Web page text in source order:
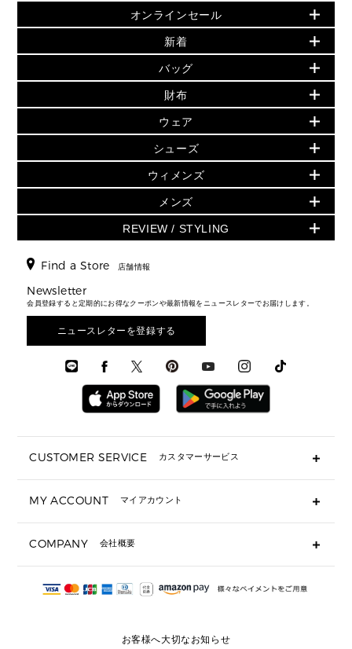
セールおすすめアイテム
▶ ウィメンズ
バッグ
小物
シューズ・靴
ウェア
アクセサリー
時計
▶ メンズ
バッグ
ウェア
アクセサリー
オンラインセール
PRODUCT OF THE MONTH - 今月の特別価格
再値下げアイテム
追加アイテム
▶ ウィメンズすべて(ウェア・シューズ除く)
バッグ
財布・小物
ウェア
シューズ
時計・ジュエリー
アクセサリー
メンズ バッグ
メンズ 財布・小物
メンズ シューズ
メンズ ウェア
メンズ 時計・その他
新着
夏のスタイル
▶ すべて
▶ ウィメンズすべて
財布・小物
アクセサリー
フレグランス
シューズ
▶ メンズすべて
メンズ財布・小物
メンズアクセサリー
メンズウェア
バッグ
人気の定番アイテム
日本限定 - バッグ
▶ ウィメンズすべて
トートバッグ
ショルダーバッグ
クロスボディ・斜め掛け
トラベル
3 IN 1 / 2 IN 1 バッグ
▶ メンズすべて
財布
日本限定 - 財布・小物
▶ ウィメンズすべて
GREENWICH
折り財布(二つ折り・三つ折り)
長財布
▶ メンズすべて
ウェア
▶ ウィメンズすべて
トップス
スカート・パンツ
ジャケット・アウター
▶ メンズすべて
シューズ
▶ ウィメンズすべて
サンダル
スニーカー
▶ メンズすべて
ウィメンズ
人気の定番アイテム
▶ ウィメンズすべて
▶ バッグすべて
通勤・通学アイテム
3 IN 1 バッグ
ミニ財布・フラグメントケース
▶ 小物すべて
定期ケース・カードケース・名刺入れ
サンダル
スニーカー
▶ ウェア
メンズ
▶ メンズすべて
財布・小物
時計・ジュエリー
アクセサリー
REVIEW / STYLING
エディターレビュー
Find a Store 店舗情報
Newsletter
会員登録すると定期的にお得なクーポンや最新情報をニュースレターでお届けします。
ニュースレターを登録する
CUSTOMER SERVICE カスタマーサービス
ギフト用にラッピングができますか？
ショッピングバッグを購入商品分送ってもらえますか？
注文後に完了メールが受信できないのですが？
サイズ交換はできますか？
MY ACCOUNT マイアカウント
COMPANY 会社概要
会社概要
お客様へ大切なお知らせ